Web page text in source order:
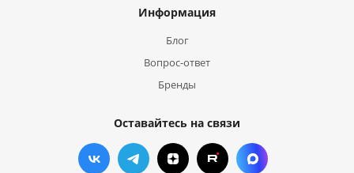
Информация
Блог
Вопрос-ответ
Бренды
Оставайтесь на связи